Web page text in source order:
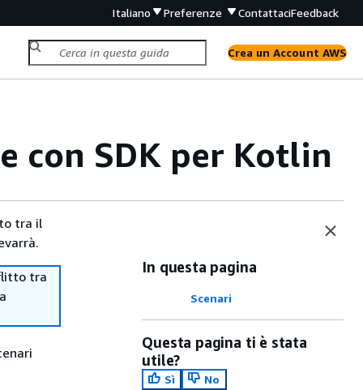
Italiano Preferenze ContattaciFeedback
Crea un Account AWS
con SDK per Kotlin
tra il
tra
In questa pagina
Scenari
Questa pagina ti è stata
utile?
Sì
No